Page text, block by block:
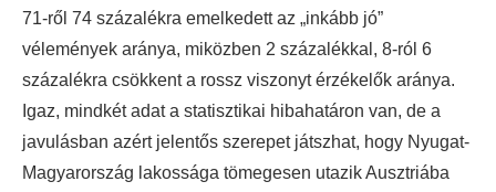
71-ről 74 százalékra emelkedett az „inkább jó”
vélemények aránya, miközben 2 százalékkal, 8-ról 6
százalékra csökkent a rossz viszonyt érzékelők aránya.
Igaz, mindkét adat a statisztikai hibahatáron van, de a
javulásban azért jelentős szerepet játszhat, hogy Nyugat-
Magyarország lakossága tömegesen utazik Ausztriába